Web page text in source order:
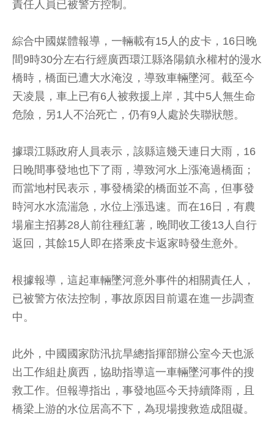
責任人員已被警方控制。
綜合中國媒體報導，一輛載有15人的皮卡，16日晚
間9時30分左右行經廣西環江縣洛陽鎮永權村的漫水
橋時，橋面已遭大水淹沒，導致車輛墜河。截至今
天凌晨，車上已有6人被救援上岸，其中5人無生命
危險，另1人不治死亡，仍有9人處於失聯狀態。
據環江縣政府人員表示，該縣這幾天連日大雨，16
日晚間事發地也下了雨，導致河水上漲淹過橋面；
而當地村民表示，事發橋梁的橋面並不高，但事發
時河水水流湍急，水位上漲迅速。而在16日，有農
場雇主招募28人前往種紅薯，晚間收工後13人自行
返回，其餘15人即在搭乘皮卡返家時發生意外。
根據報導，這起車輛墜河意外事件的相關責任人，
已被警方依法控制，事故原因目前還在進一步調查
中。
此外，中國國家防汛抗旱總指揮部辦公室今天也派
出工作組赴廣西，協助指導這一車輛墜河事件的搜
救工作。但報導指出，事發地區今天持續降雨，且
橋梁上游的水位居高不下，為現場搜救造成阻礙。